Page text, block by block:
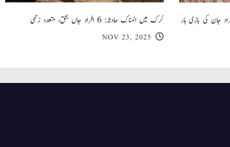
گھر کی چھت گرنے کا سانحہ: 5 افراد جان کی بازی ہار
کرک میں المناک حادثہ: 6 افراد جاں بحق، متعدد زخمی
NOV 23, 2025